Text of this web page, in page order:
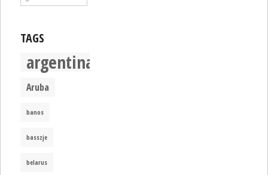
TAGS
argentina
Aruba
banos
basszje
belarus